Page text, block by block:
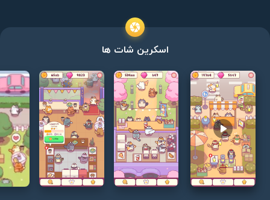
اسکرین شات ها
Play video